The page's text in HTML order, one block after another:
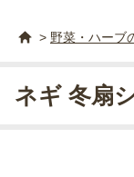
> 野菜・ハーブ
ネギ 冬扇